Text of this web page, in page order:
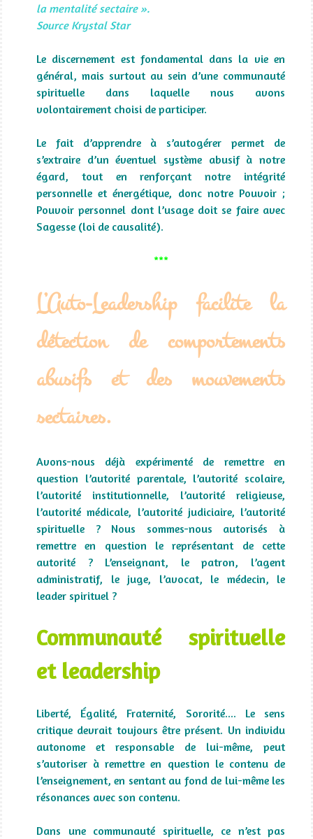
la mentalité sectaire ».
Source Krystal Star
Le discernement est fondamental dans la vie en
général, mais surtout au sein d’une communauté
spirituelle dans laquelle nous avons
volontairement choisi de participer.
Le fait d’apprendre à s’autogérer permet de
s’extraire d’un éventuel système abusif à notre
égard, tout en renforçant notre intégrité
personnelle et énergétique, donc notre Pouvoir ;
Pouvoir personnel dont l’usage doit se faire avec
Sagesse (loi de causalité).
***
L’Auto-Leadership facilite la
détection de comportements
abusifs et des mouvements
sectaires.
Avons-nous déjà expérimenté de remettre en
question l’autorité parentale, l’autorité scolaire,
l’autorité institutionnelle, l’autorité religieuse,
l’autorité médicale, l’autorité judiciaire, l’autorité
spirituelle ? Nous sommes-nous autorisés à
remettre en question le représentant de cette
autorité ? L’enseignant, le patron, l’agent
administratif, le juge, l’avocat, le médecin, le
leader spirituel ?
Communauté spirituelle
et leadership
Liberté, Égalité, Fraternité, Sororité.... Le sens
critique devrait toujours être présent. Un individu
autonome et responsable de lui-même, peut
s’autoriser à remettre en question le contenu de
l’enseignement, en sentant au fond de lui-même les
résonances avec son contenu.
Dans une communauté spirituelle, ce n’est pas